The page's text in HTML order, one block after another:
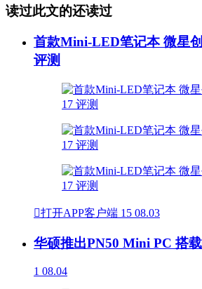
读过此文的还读过
首款Mini-LED笔记本 微星
评测
打开APP客户端 15 08.03
华硕推出PN50 Mini PC 搭
1 08.04